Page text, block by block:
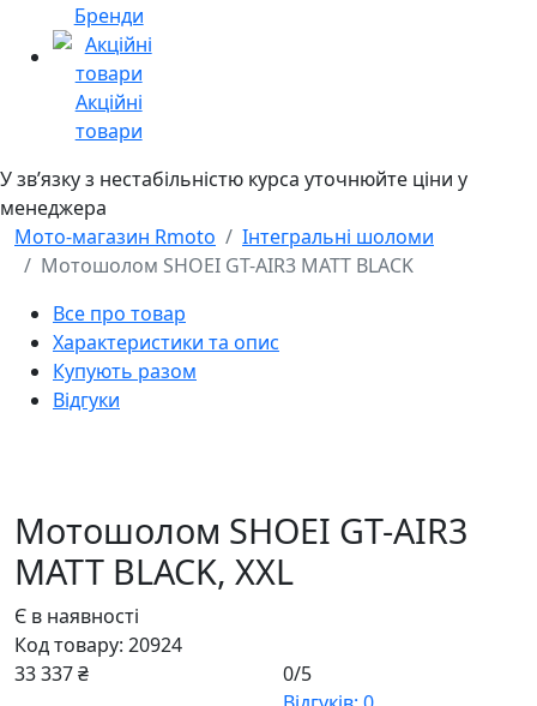
Бренди
Акційні
товари
У звʼязку з нестабільністю курса уточнюйте ціни у
менеджера
Мото-магазин Rmoto
Інтегральні шоломи
Мотошолом SHOEI GT-AIR3 MATT BLACK
Все про товар
Характеристики та опис
Купують разом
Відгуки
Мотошолом SHOEI GT-AIR3
MATT BLACK, XXL
Є в наявності
Код товару: 20924
33 337 ₴
0/5